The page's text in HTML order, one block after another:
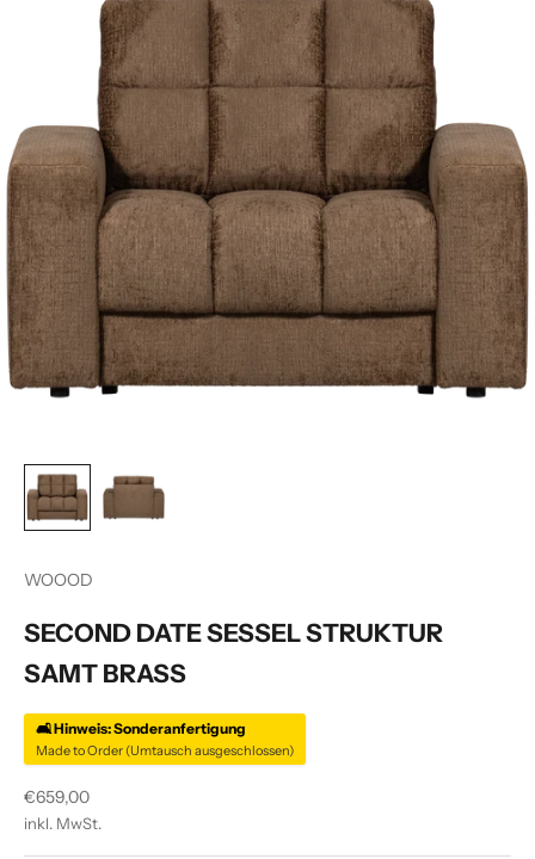
WOOOD
SECOND DATE SESSEL STRUKTUR
SAMT BRASS
🛋️ Hinweis: Sonderanfertigung
Made to Order (Umtausch ausgeschlossen)
Angebot
€659,00
inkl. MwSt.